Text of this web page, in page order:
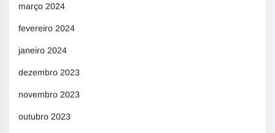
março 2024
fevereiro 2024
janeiro 2024
dezembro 2023
novembro 2023
outubro 2023